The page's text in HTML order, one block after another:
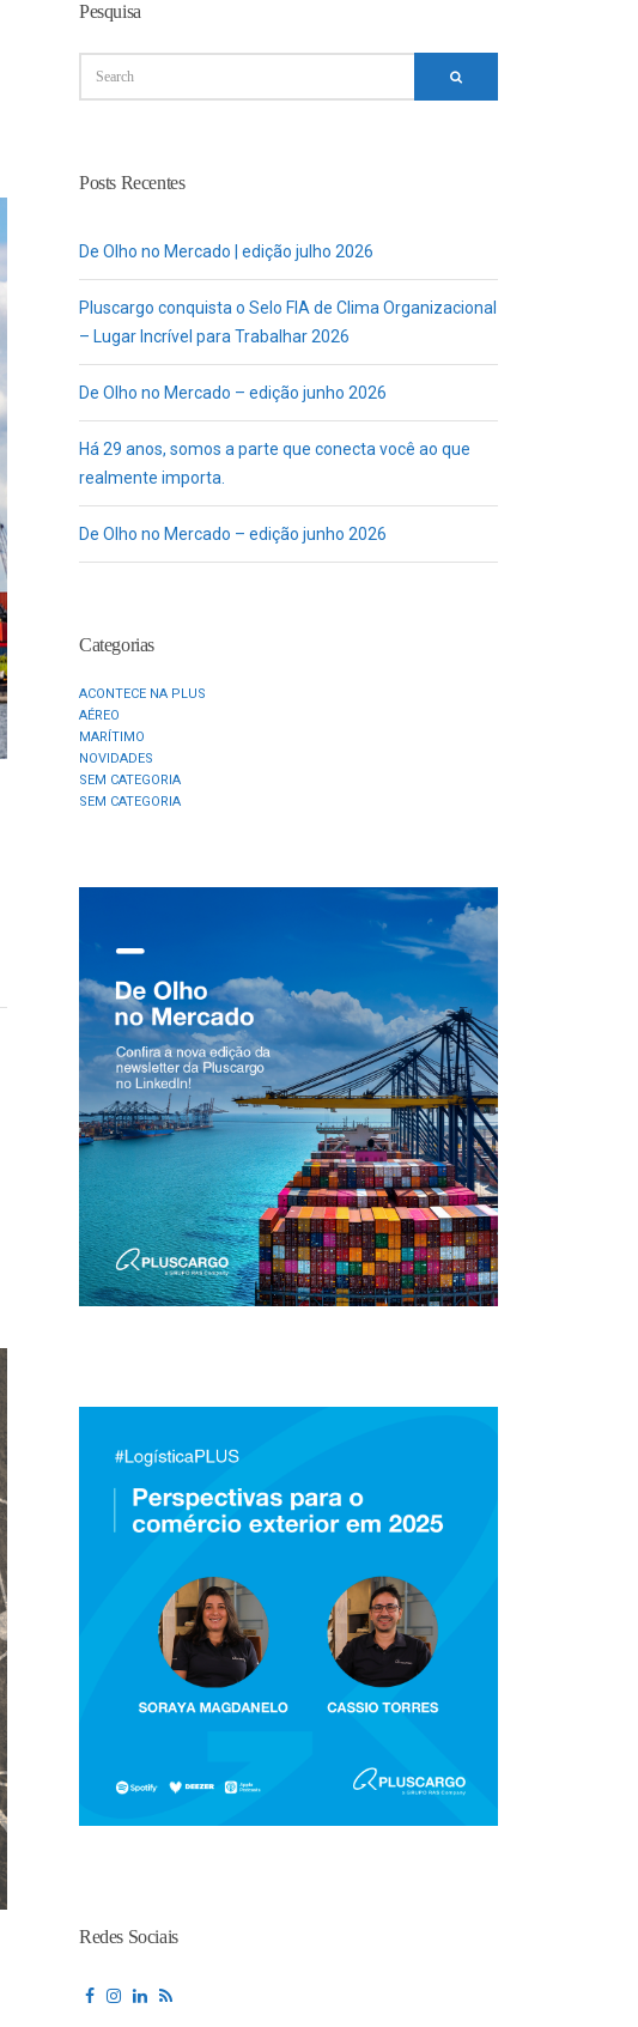
Pesquisa
Posts Recentes
De Olho no Mercado | edição julho 2026
Pluscargo conquista o Selo FIA de Clima Organizacional
– Lugar Incrível para Trabalhar 2026
De Olho no Mercado – edição junho 2026
Há 29 anos, somos a parte que conecta você ao que
realmente importa.
De Olho no Mercado – edição junho 2026
Categorias
ACONTECE NA PLUS
AÉREO
MARÍTIMO
NOVIDADES
SEM CATEGORIA
SEM CATEGORIA
Redes Sociais